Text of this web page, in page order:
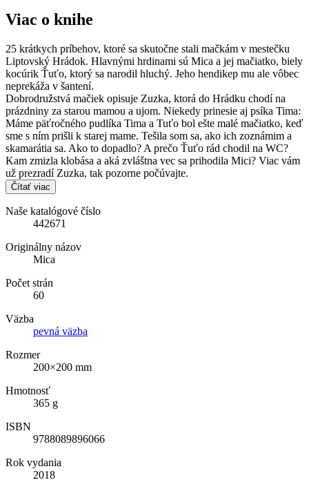
Viac o knihe
25 krátkych príbehov, ktoré sa skutočne stali mačkám v mestečku
Liptovský Hrádok. Hlavnými hrdinami sú Mica a jej mačiatko, biely
kocúrik Ťuťo, ktorý sa narodil hluchý. Jeho hendikep mu ale vôbec
neprekáža v šantení.
Dobrodružstvá mačiek opisuje Zuzka, ktorá do Hrádku chodí na
prázdniny za starou mamou a ujom. Niekedy prinesie aj psíka Tima:
Máme päťročného pudlíka Tima a Tuťo bol ešte malé mačiatko, keď
sme s ním prišli k starej mame. Tešila som sa, ako ich zoznámim a
skamarátia sa. Ako to dopadlo? A prečo Ťuťo rád chodil na WC?
Kam zmizla klobása a aká zvláštna vec sa prihodila Mici? Viac vám
už prezradí Zuzka, tak pozorne počúvajte.
Čítať viac
Naše katalógové číslo
442671
Originálny názov
Mica
Počet strán
60
Väzba
pevná väzba
Rozmer
200×200 mm
Hmotnosť
365 g
ISBN
9788089896066
Rok vydania
2018